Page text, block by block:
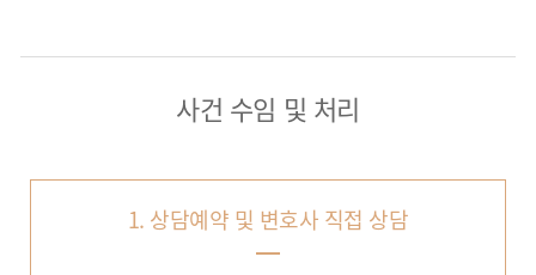
사건 수임 및 처리
1. 상담예약 및 변호사 직접 상담